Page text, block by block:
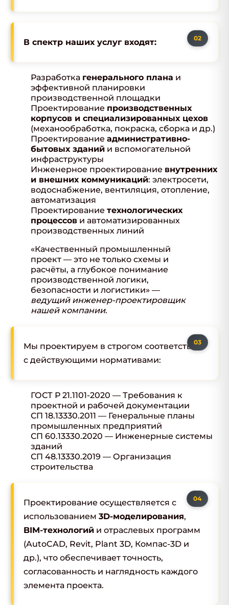
В спектр наших услуг входят:
Разработка генерального плана и
эффективной планировки
производственной площадки
Проектирование производственных
корпусов и специализированных цехов
(механообработка, покраска, сборка и др.)
Проектирование административно-
бытовых зданий и вспомогательной
инфраструктуры
Инженерное проектирование внутренних
и внешних коммуникаций: электросети,
водоснабжение, вентиляция, отопление,
автоматизация
Проектирование технологических
процессов и автоматизированных
производственных линий
«Качественный промышленный
проект — это не только схемы и
расчёты, а глубокое понимание
производственной логики,
безопасности и логистики» —
ведущий инженер-проектировщик
нашей компании.
Мы проектируем в строгом соответствии
с действующими нормативами:
ГОСТ Р 21.1101-2020 — Требования к
проектной и рабочей документации
СП 18.13330.2011 — Генеральные планы
промышленных предприятий
СП 60.13330.2020 — Инженерные системы
зданий
СП 48.13330.2019 — Организация
строительства
Проектирование осуществляется с
использованием 3D-моделирования,
BIM-технологий и отраслевых программ
(AutoCAD, Revit, Plant 3D, Компас-3D и
др.), что обеспечивает точность,
согласованность и наглядность каждого
элемента проекта.